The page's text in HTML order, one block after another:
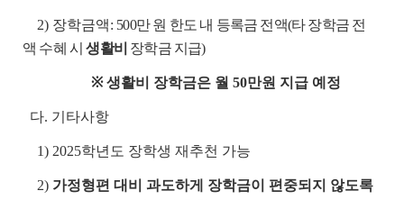
2) 장학금액: 500만 원 한도 내 등록금 전액(타 장학금 전
액 수혜 시생활비 장학금 지급)
※ 생활비 장학금은 월 50만원 지급 예정
다. 기타사항
1) 2025학년도 장학생 재추천 가능
2) 가정형편 대비 과도하게 장학금이 편중되지 않도록